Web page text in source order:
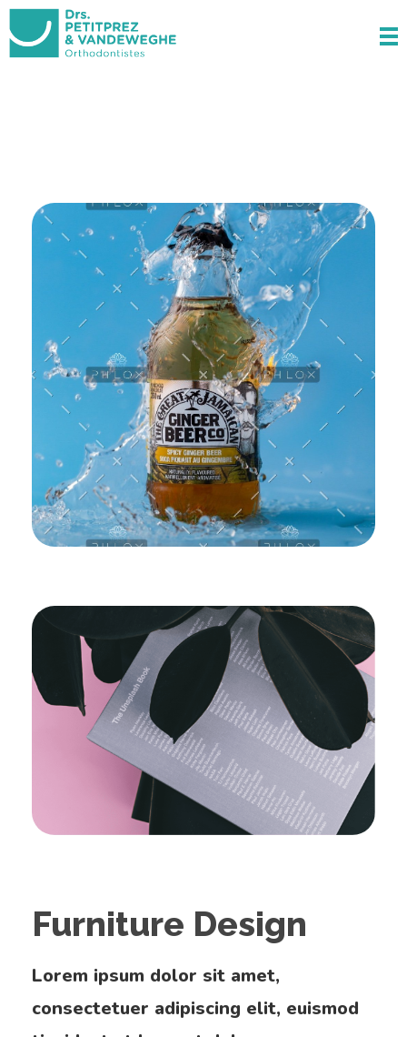
Furniture Design
Lorem ipsum dolor sit amet,
consectetuer adipiscing elit, euismod